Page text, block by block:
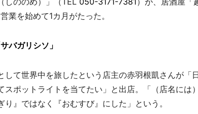
業を始めて1カ月がたった。
バガリシソ」
て世界中を旅したという店主の赤羽根凱さんが「
スポットライトを当てたい」と出店。「（店名には
り』ではなく『おむすび』にした」という。